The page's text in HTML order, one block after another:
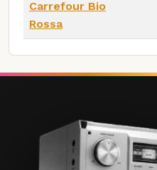
Carrefour Bio
Rossa